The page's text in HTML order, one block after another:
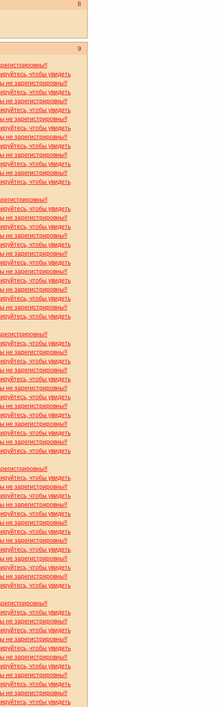
8
9
чтобы увидеть
не зарегистрировны!!
чтобы увидеть
не зарегистрировны!!
чтобы увидеть
не зарегистрировны!!
чтобы увидеть
не зарегистрировны!!
чтобы увидеть
не зарегистрировны!!
чтобы увидеть
не зарегистрировны!!
чтобы увидеть
чтобы увидеть
не зарегистрировны!!
чтобы увидеть
не зарегистрировны!!
чтобы увидеть
не зарегистрировны!!
чтобы увидеть
не зарегистрировны!!
чтобы увидеть
не зарегистрировны!!
чтобы увидеть
не зарегистрировны!!
чтобы увидеть
чтобы увидеть
не зарегистрировны!!
чтобы увидеть
не зарегистрировны!!
чтобы увидеть
не зарегистрировны!!
чтобы увидеть
не зарегистрировны!!
чтобы увидеть
не зарегистрировны!!
чтобы увидеть
не зарегистрировны!!
чтобы увидеть
чтобы увидеть
не зарегистрировны!!
чтобы увидеть
не зарегистрировны!!
чтобы увидеть
не зарегистрировны!!
чтобы увидеть
не зарегистрировны!!
чтобы увидеть
не зарегистрировны!!
чтобы увидеть
не зарегистрировны!!
чтобы увидеть
чтобы увидеть
не зарегистрировны!!
чтобы увидеть
не зарегистрировны!!
чтобы увидеть
не зарегистрировны!!
чтобы увидеть
не зарегистрировны!!
чтобы увидеть
не зарегистрировны!!
чтобы увидеть